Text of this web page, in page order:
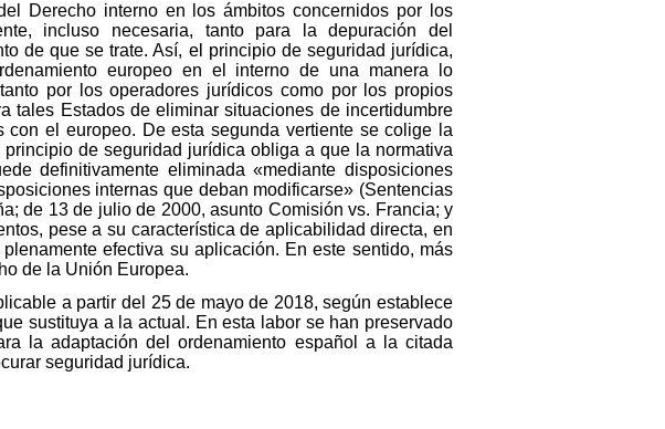
Derecho interno en los ámbitos concernidos por los
incluso necesaria, tanto para la depuración del
de que se trate. Así, el principio de seguridad jurídica,
europeo en el interno de una manera lo
por los operadores jurídicos como por los propios
tales Estados de eliminar situaciones de incertidumbre
el europeo. De esta segunda vertiente se colige la
de seguridad jurídica obliga a que la normativa
definitivamente eliminada «mediante disposiciones
internas que deban modificarse» (Sentencias
de 13 de julio de 2000, asunto Comisión vs. Francia; y
pese a su característica de aplicabilidad directa, en
efectiva su aplicación. En este sentido, más
de la Unión Europea.
a partir del 25 de mayo de 2018, según establece
sustituya a la actual. En esta labor se han preservado
la adaptación del ordenamiento español a la citada
seguridad jurídica.